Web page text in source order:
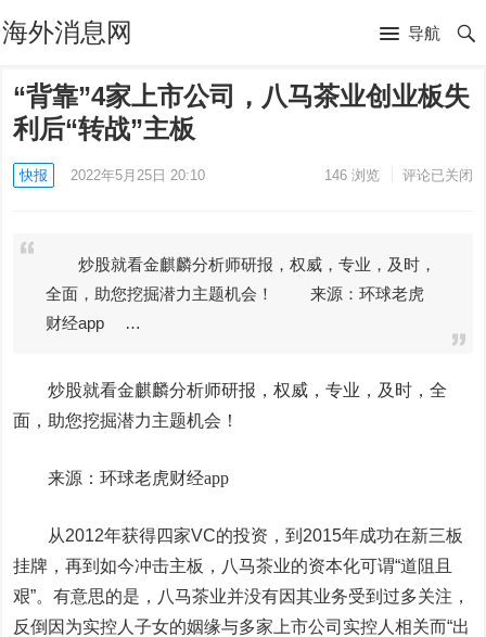
海外消息网 导航
“背靠”4家上市公司，八马茶业创业板失
利后“转战”主板
快报 2022年5月25日 20:10 146浏览 评论已关闭
炒股就看金麒麟分析师研报，权威，专业，及时，
全面，助您挖掘潜力主题机会！ 来源：环球老虎
财经app …
炒股就看金麒麟分析师研报，权威，专业，及时，全
面，助您挖掘潜力主题机会！
来源：环球老虎财经app
从2012年获得四家VC的投资，到2015年成功在新三板
挂牌，再到如今冲击主板，八马茶业的资本化可谓“道阻且
艰”。有意思的是，八马茶业并没有因其业务受到过多关注，
反倒因为实控人子女的姻缘与多家上市公司实控人相关而“出